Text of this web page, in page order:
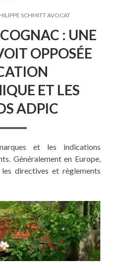
SCHMITT AVOCAT
: UNE
OPPOSÉE
ET LES
ADPIC
et les indications
Généralement en Europe,
directives et règlements